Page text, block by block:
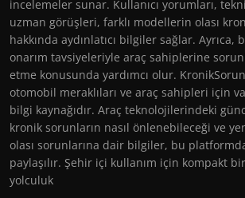
incelemeler sunar. Kullanıcı yorumları,
uzman görüşleri, farklı modellerin olası
hakkında aydınlatıcı bilgiler sağlar. Ayrıca,
onarım tavsiyeleriyle araç sahiplerine
etme konusunda yardımcı olur.
otomobil meraklıları ve araç sahipleri için
bilgi kaynağıdır. Araç teknolojilerindeki
kronik sorunların nasıl önlenebileceği ve
olası sorunlarına dair bilgiler, bu
paylaşılır. Şehir içi kullanım için kompakt
yolculuk